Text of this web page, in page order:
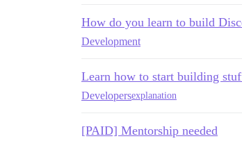
How do you learn to build
Development
Learn how to start building
Developersexplanation
[PAID] Mentorship needed